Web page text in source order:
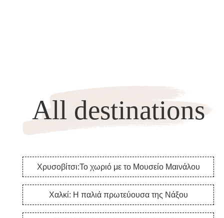
All destinations
Χρυσοβίτσι:Το χωριό με το Μουσείο Μαινάλου
Χαλκί: Η παλιά πρωτεύουσα της Νάξου